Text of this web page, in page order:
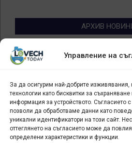
Управление на
За да осигурим най-добрите
технологии като бисквитки за
информация за устройството. Съгласието
позволи да обработваме данни като
уникални идентификатори на този сайт.
оттеглянето на съгласието може да
определени характеристики и функции.
АРХИВ
Архив
новини
БИЗНЕС
Арт галерия "Мостове" –
СЕВЕРОЗАПАДА
ТУРИСТИЧЕСКИ КЛЪСТЕР